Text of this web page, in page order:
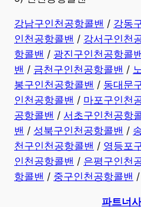
강남구인천공항콜밴 / 강동
인천공항콜밴 / 강서구인천
항콜밴 / 광진구인천공항콜
밴 / 금천구인천공항콜밴 /
봉구인천공항콜밴 / 동대문
인천공항콜밴 / 마포구인천
공항콜밴 / 서초구인천공항
밴 / 성북구인천공항콜밴 /
천구인천공항콜밴 / 영등포
인천공항콜밴 / 은평구인천
항콜밴 / 중구인천공항콜밴 /
파트너